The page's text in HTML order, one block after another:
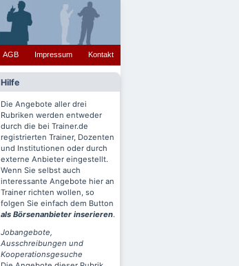
AGB Impressum Kontakt
Hilfe
Die Angebote aller drei
Rubriken werden entweder
durch die bei Trainer.de
registrierten Trainer, Dozenten
und Institutionen oder durch
externe Anbieter eingestellt.
Wenn Sie selbst auch
interessante Angebote hier an
Trainer richten wollen, so
folgen Sie einfach dem Button
als Börsenanbieter inserieren.
Jobangebote,
Ausschreibungen und
Kooperationsgesuche